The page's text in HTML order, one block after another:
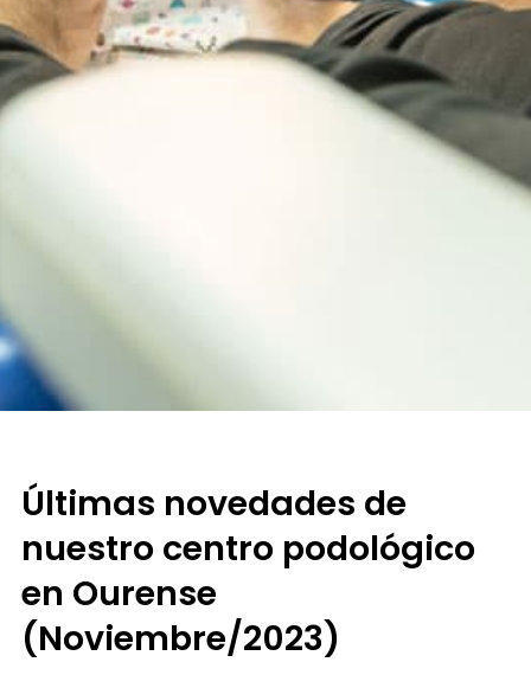
Últimas novedades de
nuestro centro podológico
en Ourense
(Noviembre/2023)